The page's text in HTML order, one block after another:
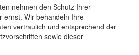
nehmen den Schutz Ihrer
ernst. Wir behandeln Ihre
vertraulich und entsprechend der
sowie dieser